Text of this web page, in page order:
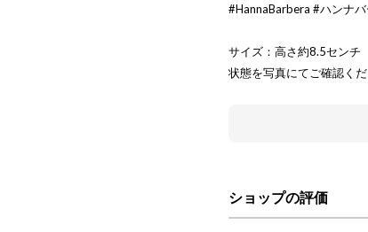
#HannaBarbera #ハンナバ
サイズ：高さ約8.5センチ
状態を写真にてご確認くだ
ショップの評価